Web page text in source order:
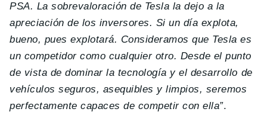
PSA. La sobrevaloración de Tesla la dejo a la
apreciación de los inversores. Si un día explota,
bueno, pues explotará. Consideramos que Tesla es
un competidor como cualquier otro. Desde el punto
de vista de dominar la tecnología y el desarrollo de
vehículos seguros, asequibles y limpios, seremos
perfectamente capaces de competir con ella”.